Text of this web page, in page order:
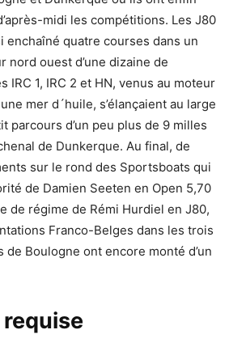
midi les compétitions. Les J80
enchaîné quatre courses dans un
nord ouest d’une dizaine de
IRC 1, IRC 2 et HN, venus au moteur
mer d´huile, s’élançaient au large
parcours d’un peu plus de 9 milles
de Dunkerque. Au final, de
sur le rond des Sportsboats qui
de Damien Seeten en Open 5,70
de régime de Rémi Hurdiel en J80,
Franco-Belges dans les trois
Boulogne ont encore monté d’un